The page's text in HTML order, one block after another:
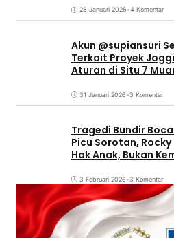
28 Januari 2026•4 Komentar
Akun @supiansuri
Terkait Proyek
Aturan di Situ 7
31 Januari 2026•3 Komentar
Tragedi Bundir
Picu Sorotan, Rocky
Hak Anak, Bukan
3 Februari 2026•3 Komentar